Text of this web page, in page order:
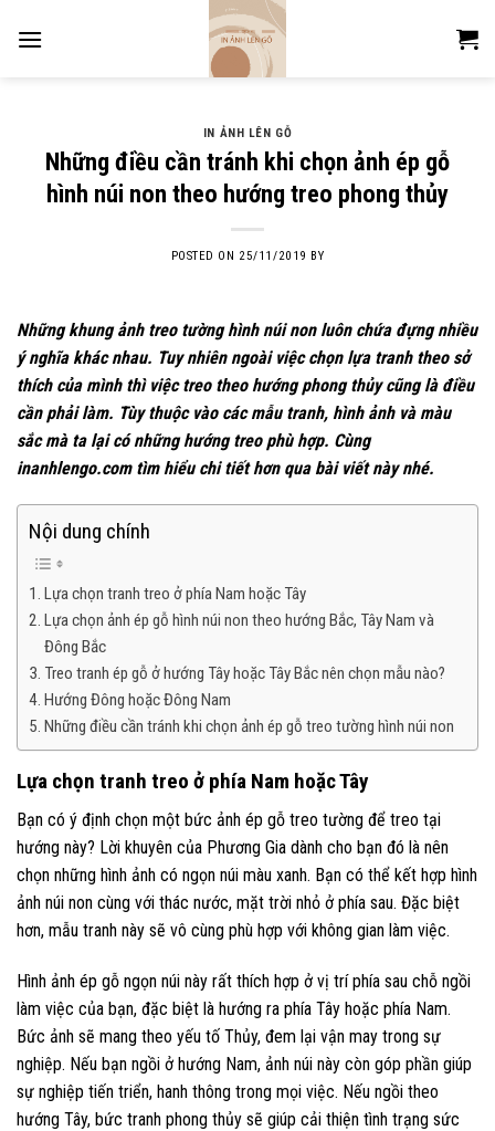
IN ẢNH LÊN GỖ
Những điều cần tránh khi chọn ảnh ép gỗ
hình núi non theo hướng treo phong thủy
POSTED ON 25/11/2019 BY
Nhữngkhung ảnh treo tườnghình núi non luôn chứa đựng nhiều
ý nghĩa khác nhau. Tuy nhiên ngoài việc chọn lựa tranh theo sở
thích của mình thì việc treo theo hướng phong thủy cũng là điều
cần phải làm. Tùy thuộc vào các mẫu tranh, hình ảnh và màu
sắc mà ta lại có những hướng treo phù hợp. Cùng
inanhlengo.com tìm hiểu chi tiết hơn qua bài viết này nhé.
Nội dung chính
Lựa chọn tranh treo ở phía Nam hoặc Tây
Lựa chọn ảnh ép gỗ hình núi non theo hướng Bắc, Tây Nam và
Đông Bắc
Treo tranh ép gỗ ở hướng Tây hoặc Tây Bắc nên chọn mẫu nào?
Hướng Đông hoặc Đông Nam
Những điều cần tránh khi chọn ảnh ép gỗ treo tường hình núi non
Lựa chọn tranh treo ở phía Nam hoặc Tây
Bạn có ý định chọn một bức ảnh ép gỗ treo tường để treo tại
hướng này? Lời khuyên của Phương Gia dành cho bạn đó là nên
chọn những hình ảnh có ngọn núi màu xanh. Bạn có thể kết hợp hình
ảnh núi non cùng với thác nước, mặt trời nhỏ ở phía sau. Đặc biệt
hơn, mẫu tranh này sẽ vô cùng phù hợp với không gian làm việc.
Hình ảnh ép gỗ ngọn núi này rất thích hợp ở vị trí phía sau chỗ ngồi
làm việc của bạn, đặc biệt là hướng ra phía Tây hoặc phía Nam.
Bức ảnh sẽ mang theo yếu tố Thủy, đem lại vận may trong sự
nghiệp. Nếu bạn ngồi ở hướng Nam, ảnh núi này còn góp phần giúp
sự nghiệp tiến triển, hanh thông trong mọi việc. Nếu ngồi theo
hướng Tây, bức tranh phong thủy sẽ giúp cải thiện tình trạng sức